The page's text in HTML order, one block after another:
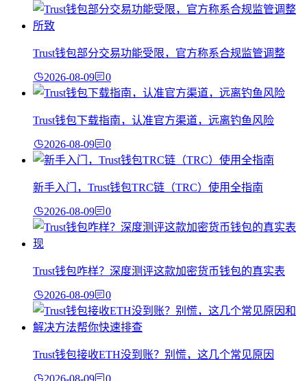
Trust钱包部分交易功能受限，官方称系合规监管调整
2026-08-09 0
Trust钱包下载指南，认准官方渠道，远离钓鱼风险
2026-08-09 0
新手入门，Trust钱包TRC链（TRC）使用全指南
2026-08-09 0
Trust钱包咋样？深度测评这款加密货币钱包的真实表
2026-08-09 0
Trust钱包接收ETH没到账？别慌，这几个常见原因
2026-08-09 0